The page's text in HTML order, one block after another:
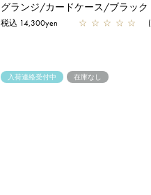
グランジ/カードケース/ブラック
税込 14,300yen ☆ ☆ ☆ ☆ ☆
入荷連絡受付中 在庫なし